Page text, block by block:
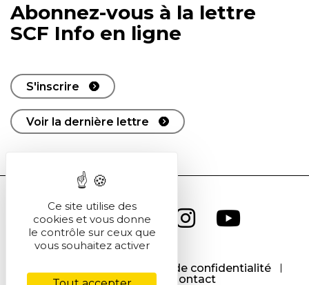
Abonnez-vous à la lettre
SCF Info en ligne
S'inscrire
Voir la dernière lettre
Politique de confidentialité
Cookies
Contact
Ce site utilise des
cookies et vous donne
le contrôle sur ceux que
vous souhaitez activer